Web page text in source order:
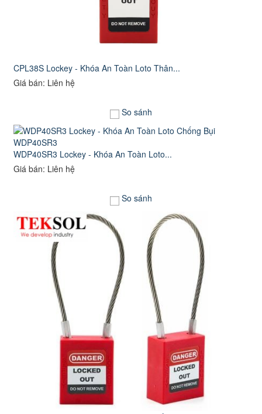
CPL38S Lockey - Khóa An Toàn Loto Thân...
Giá bán: Liên hệ
So sánh
WDP40SR3 Lockey - Khóa An Toàn Loto...
Giá bán: Liên hệ
So sánh